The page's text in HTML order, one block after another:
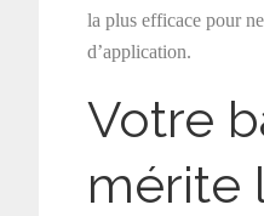
la plus efficace pour
d’application.
Votre
mérite